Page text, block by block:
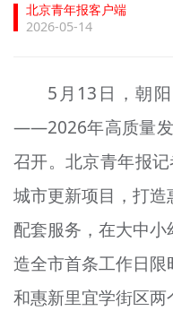
文明实践
未成年人思想道德
身边好人
文明评论
北京宣传文化引导基
北京青年报客户端
2026-05-14
5月13日，朝
——2026年高质量发
召开。北京青年报
城市更新项目，打
配套服务，在大中
造全市首条工作日
和惠新里宜学街区两